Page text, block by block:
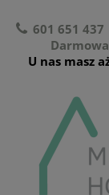
601 651 437
U nas masz